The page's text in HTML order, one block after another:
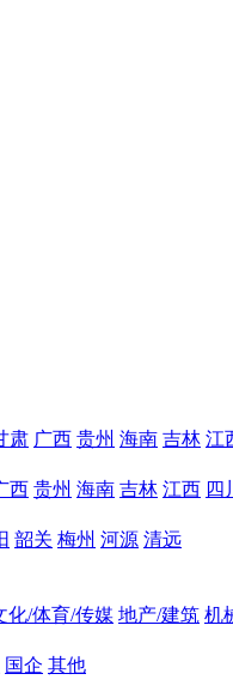
肃 广西 贵州 海南 吉林 江
西 贵州 海南 吉林 江西 四川
韶关 梅州 河源 清远
化/体育/传媒 地产/建筑 机
国企 其他